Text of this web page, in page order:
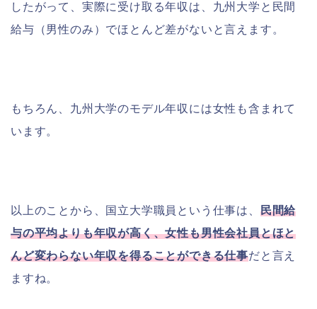
したがって、実際に受け取る年収は、九州大学と民間
給与（男性のみ）でほとんど差がないと言えます。
もちろん、九州大学のモデル年収には女性も含まれて
います。
以上のことから、国立大学職員という仕事は、 民間給
与の平均よりも年収が高く、女性も男性会社員とほと
んど変わらない年収を得ることができる仕事だと言え
ますね。